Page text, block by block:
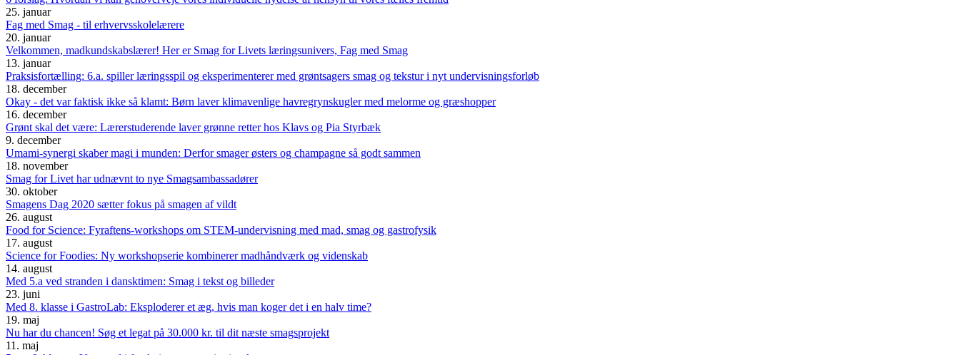
25. januar
Fag med Smag - til erhvervsskolelærere
20. januar
Velkommen, madkundskabslærer! Her er Smag for Livets læringsunivers, Fag med Smag
13. januar
Praksisfortælling: 6.a. spiller læringsspil og eksperimenterer med grøntsagers smag og tekstur i nyt undervisningsforløb
18. december
Okay - det var faktisk ikke så klamt: Børn laver klimavenlige havregrynskugler med melorme og græshopper
16. december
Grønt skal det være: Lærerstuderende laver grønne retter hos Klavs og Pia Styrbæk
9. december
Umami-synergi skaber magi i munden: Derfor smager østers og champagne så godt sammen
18. november
Smag for Livet har udnævnt to nye Smagsambassadører
30. oktober
Smagens Dag 2020 sætter fokus på smagen af vildt
26. august
Food for Science: Fyraftens-workshops om STEM-undervisning med mad, smag og gastrofysik
17. august
Science for Foodies: Ny workshopserie kombinerer madhåndværk og videnskab
14. august
Med 5.a ved stranden i dansktimen: Smag i tekst og billeder
23. juni
Med 8. klasse i GastroLab: Eksploderer et æg, hvis man koger det i en halv time?
19. maj
Nu har du chancen! Søg et legat på 30.000 kr. til dit næste smagsprojekt
11. maj